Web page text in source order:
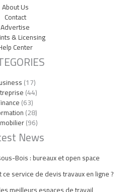
About Us
Contact
Advertise
& Licensing
Center
(17)
(44)
(63)
(28)
(96)
News
Bois : bureaux et open space
service de devis travaux en ligne ?